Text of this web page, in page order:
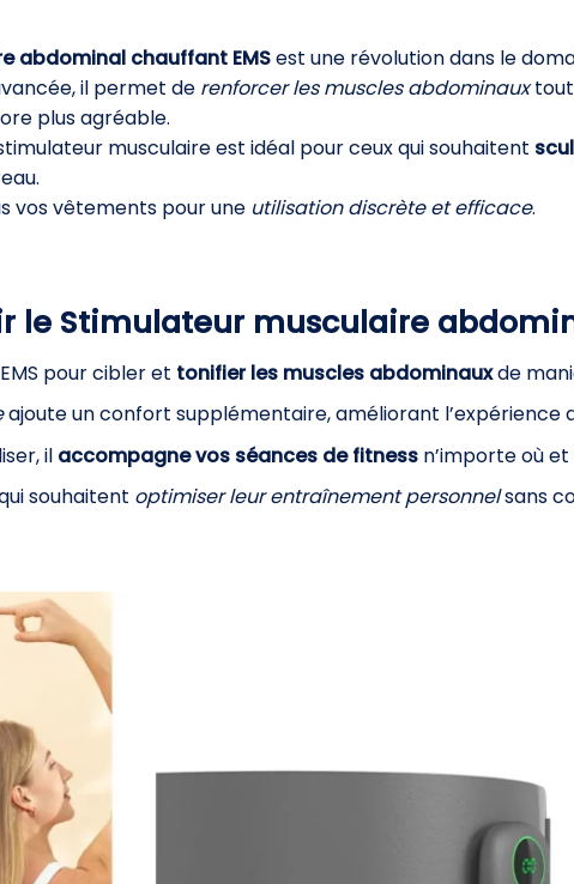
abdominal chauffant EMSest une révolution dans le
il permet derenforcer les muscles abdominauxtout
plus agréable.
musculaire est idéal pour ceux qui souhaitent
vos vêtements pour une utilisation discrète et efficace.
le Stimulateur musculaire
pour cibler et tonifier les muscles abdominauxde
ajoute un confort supplémentaire, améliorant l’expérience
il accompagne vos séances de fitnessn’importe où et
souhaitent optimiser leur entraînement personnelsans